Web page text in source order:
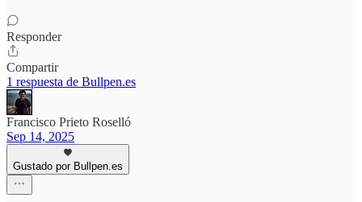
Responder
Compartir
1 respuesta de Bullpen.es
Francisco Prieto Roselló
Sep 14, 2025
Gustado por Bullpen.es